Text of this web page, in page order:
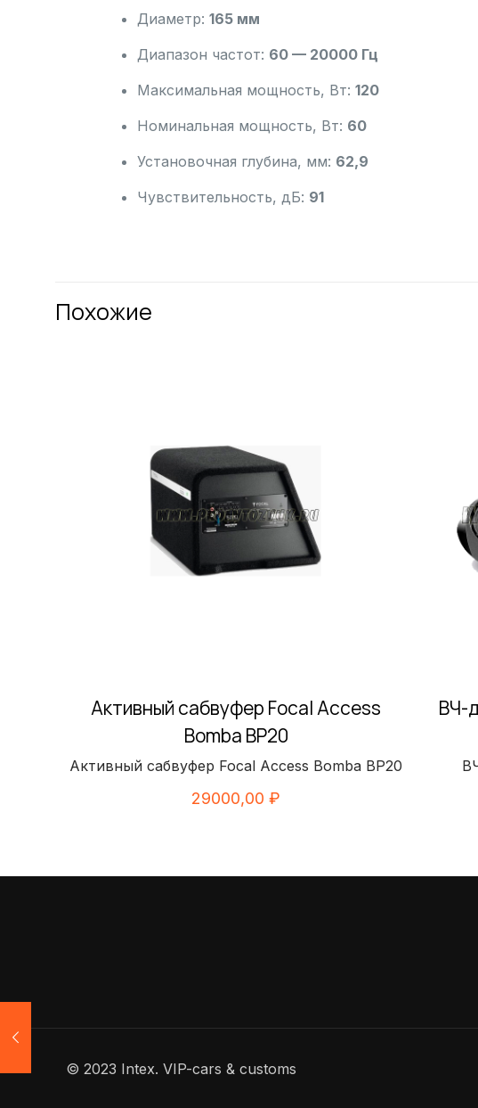
Диаметр: 165 мм
Диапазон частот: 60 — 20000 Гц
Максимальная мощность, Вт: 120
Номинальная мощность, Вт: 60
Установочная глубина, мм: 62,9
Чувствительность, дБ: 91
Похожие
Активный сабвуфер Focal Access
Bomba BP20
Активный сабвуфер Focal Access Bomba BP20
29000,00₽
ВЧ-
© 2023 Intex. VIP-cars & customs